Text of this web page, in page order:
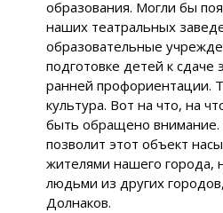
образования. Могли бы
наших театральных
образовательные
подготовке детей к сдаче
ранней профориентации.
культура. Вот на что, на
быть обращено внимание.
позволит этот объект
жителями нашего
людьми из других
Долнаков.